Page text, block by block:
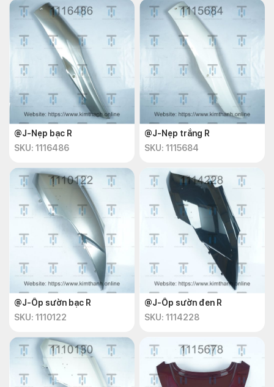
@J-Nẹp bạc R
SKU: 1116486
@J-Nẹp trắng R
SKU: 1115684
@J-Ốp sườn bạc R
SKU: 1110122
@J-Ốp sườn đen R
SKU: 1114228